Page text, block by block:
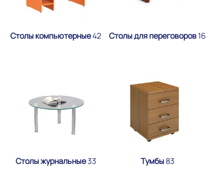
Столы компьютерные42 Столы для переговоров16
Столы журнальные33 Тумбы83